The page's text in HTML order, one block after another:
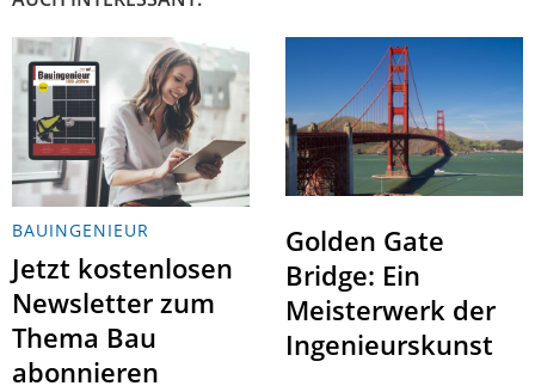
BAUINGENIEUR
Jetzt kostenlosen
Newsletter zum
Thema Bau
abonnieren
Golden Gate
Bridge: Ein
Meisterwerk der
Ingenieurskunst